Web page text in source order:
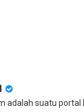
adalah suatu portal